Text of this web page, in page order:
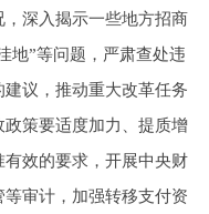
深入揭示一些地方招商
地”等问题，严肃查处违
议，推动重大改革任务
策要适度加力、提质增
效的要求，开展中央财
审计，加强转移支付资